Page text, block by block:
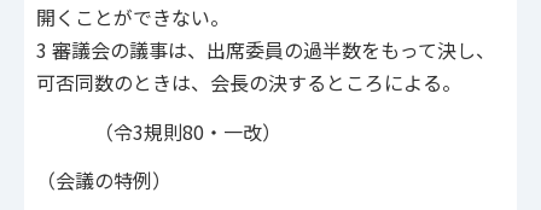
開くことができない。
3 審議会の議事は、出席委員の過半数をもって決し、
可否同数のときは、会長の決するところによる。
（令3規則80・一改）
（会議の特例）